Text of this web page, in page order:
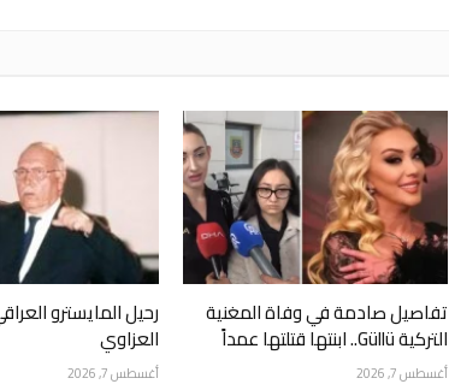
تفاصيل صادمة في وفاة المغنية
التركية Güllü.. ابنتها قتلتها عمداً
أغسطس 7, 2026
رحيل المايسترو
العزاوي
أغسطس 7, 2026